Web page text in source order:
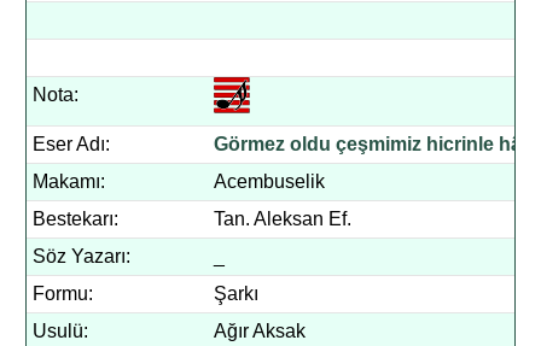
Nota:
Eser Adı:
Görmez oldu çeşmimiz hicrinle hâb
Makamı:
Acembuselik
Bestekarı:
Tan. Aleksan Ef.
Söz Yazarı:
Formu:
Şarkı
Usulü:
Ağır Aksak